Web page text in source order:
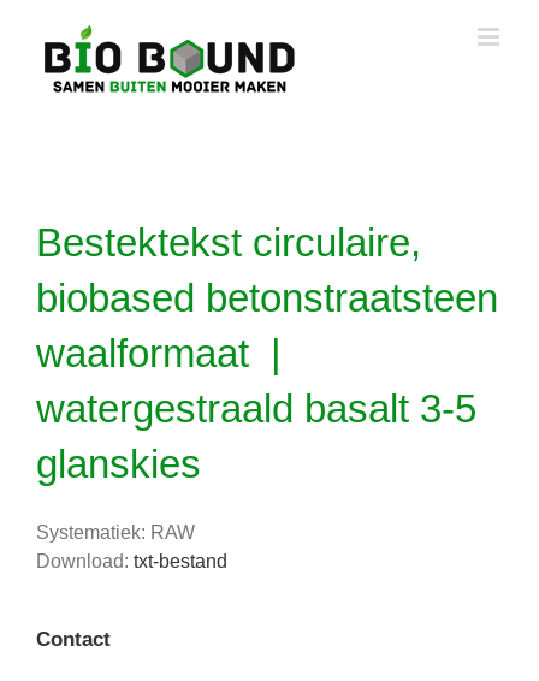
inhoud
Bestektekst circulaire,
biobased betonstraatsteen
waalformaat |
watergestraald basalt 3-5
glanskies
Systematiek: RAW
Download: txt-bestand
Contact